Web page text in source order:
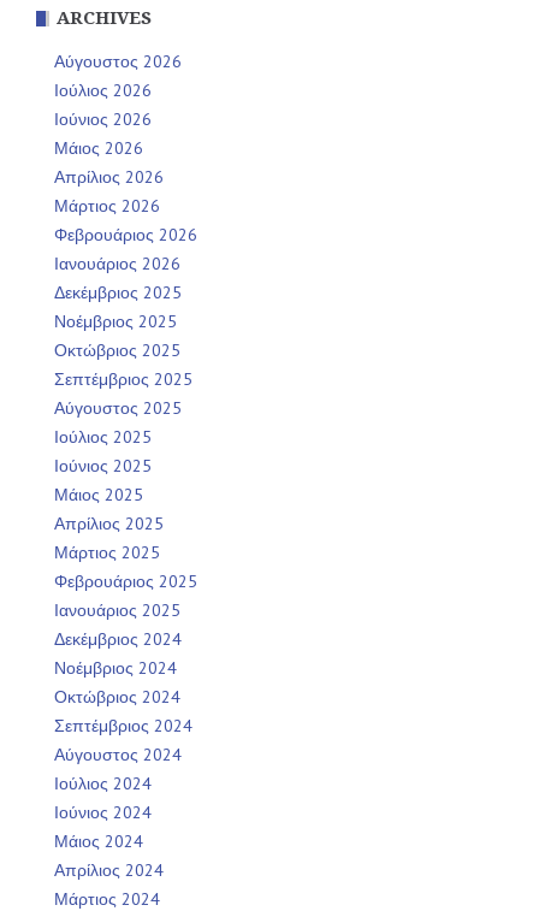
ARCHIVES
Αύγουστος 2026
Ιούλιος 2026
Ιούνιος 2026
Μάιος 2026
Απρίλιος 2026
Μάρτιος 2026
Φεβρουάριος 2026
Ιανουάριος 2026
Δεκέμβριος 2025
Νοέμβριος 2025
Οκτώβριος 2025
Σεπτέμβριος 2025
Αύγουστος 2025
Ιούλιος 2025
Ιούνιος 2025
Μάιος 2025
Απρίλιος 2025
Μάρτιος 2025
Φεβρουάριος 2025
Ιανουάριος 2025
Δεκέμβριος 2024
Νοέμβριος 2024
Οκτώβριος 2024
Σεπτέμβριος 2024
Αύγουστος 2024
Ιούλιος 2024
Ιούνιος 2024
Μάιος 2024
Απρίλιος 2024
Μάρτιος 2024